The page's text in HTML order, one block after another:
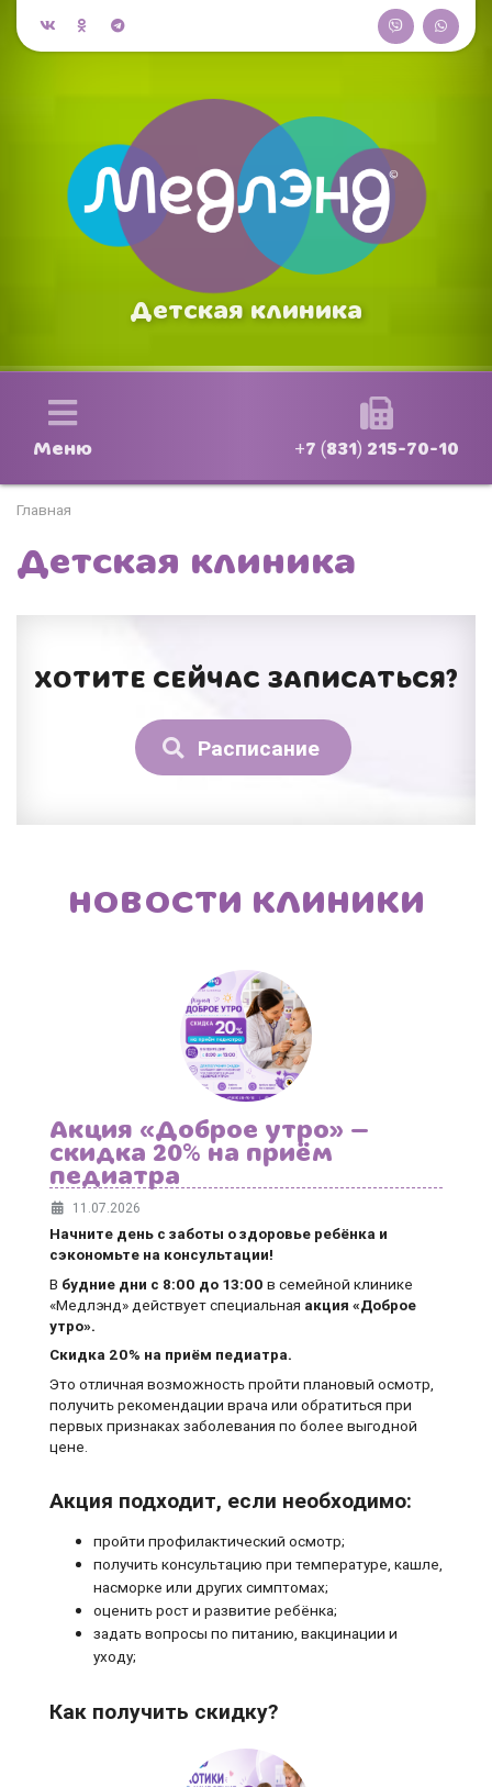
Детская клиника
Меню +7 (831) 215-70-10
Главная
Детская клиника
ХОТИТЕ СЕЙЧАС ЗАПИСАТЬСЯ?
Расписание
НОВОСТИ КЛИНИКИ
Акция «Доброе утро» —
скидка 20% на приём
педиатра
11.07.2026
Начните день с заботы о здоровье ребёнка и
сэкономьте на консультации!
В будние дни с 8:00 до 13:00 в семейной клинике
«Медлэнд» действует специальная акция «Доброе
утро».
Скидка 20% на приём педиатра.
Это отличная возможность пройти плановый осмотр,
получить рекомендации врача или обратиться при
первых признаках заболевания по более выгодной
цене.
Акция подходит, если необходимо:
пройти профилактический осмотр;
получить консультацию при температуре, кашле,
насморке или других симптомах;
оценить рост и развитие ребёнка;
задать вопросы по питанию, вакцинации и
уходу;
Как получить скидку?